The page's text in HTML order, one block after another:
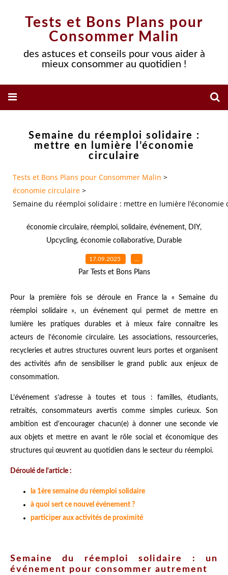
Tests et Bons Plans pour
Consommer Malin
des astuces et conseils pour vous aider à
mieux consommer au quotidien !
Semaine du réemploi solidaire :
mettre en lumière l’économie
circulaire
Tests et Bons Plans pour Consommer Malin >
économie circulaire >
Semaine du réemploi solidaire : mettre en lumière l’économie
économie circulaire, réemploi, solidaire, événement, DIY,
Upcycling, économie collaborative, Durable
17.09.2025 …
Par Tests et Bons Plans
Pour la première fois se déroule en France la « Semaine du
réemploi solidaire », un événement qui permet de mettre en
lumière les pratiques durables et à mieux faire connaître les
acteurs de l’économie circulaire. Les associations, ressourceries,
recycleries et autres structures ouvrent leurs portes et organisent
des activités afin de sensibiliser le grand public aux enjeux de
consommation.
L’événement s’adresse à toutes et tous : familles, étudiants,
retraités, consommateurs avertis comme simples curieux. Son
ambition est d'encourager chacun(e) à donner une seconde vie
aux objets et mettre en avant le rôle social et économique des
structures qui œuvrent au quotidien dans le secteur du réemploi.
Déroulé de l'article :
la 1ère semaine du réemploi solidaire
à quoi sert ce nouvel événement ?
participer aux activités de proximité
Semaine du réemploi solidaire : un
événement pour consommer autrement